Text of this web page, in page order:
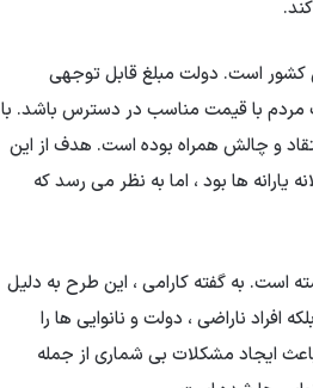
کشور است. دولت مبلغ قابل توجهی
غالب مردم با قیمت مناسب در دسترس باشد. با
و نان که در سال 6 آغاز شده است ، با انتقاد و چالش همراه بوده است. هدف از این
ها بود ، اما به نظر می رسد که
است. به گفته کارامی ، این طرح به دلیل
افراد ناراضی ، دولت و نانوایی ها را
ایجاد مشکلات بی شماری از جمله